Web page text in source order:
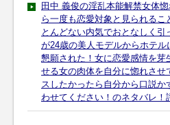
田中 義俊の淫乱本能解禁女体
ら一度も恋愛対象と見られる
とんどない内気でおとなしく
が24歳の美人モデルからホテ
懇願された！女に恋愛感情を芽
せる女の肉体を自分に惚れさせ
スしたかったら自分から口説
わせてください！のネタバレ！